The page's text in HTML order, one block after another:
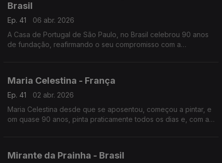
Brasil
Ep. 41
06 abr. 2026
A Casa de Portugal de São Paulo, no Brasil celebrou 90 anos
de fundação, reafirmando o seu compromisso com a
Maria Celestina - França
Ep. 41
02 abr. 2026
Maria Celestina desde que se aposentou, começou a pintar, e
om quase 90 anos, pinta praticamente todos os dias e, com a
Mirante da Prainha - Brasil